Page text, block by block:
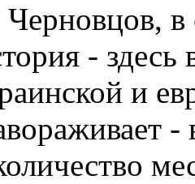
Черновцов,
-
и
-